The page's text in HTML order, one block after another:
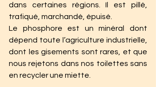
dans certaines régions. Il est pillé,
trafiqué, marchandé, épuisé.
Le phosphore est un minéral dont
dépend toute l’agriculture industrielle,
dont les gisements sont rares, et que
nous rejetons dans nos toilettes sans
en recycler une miette.